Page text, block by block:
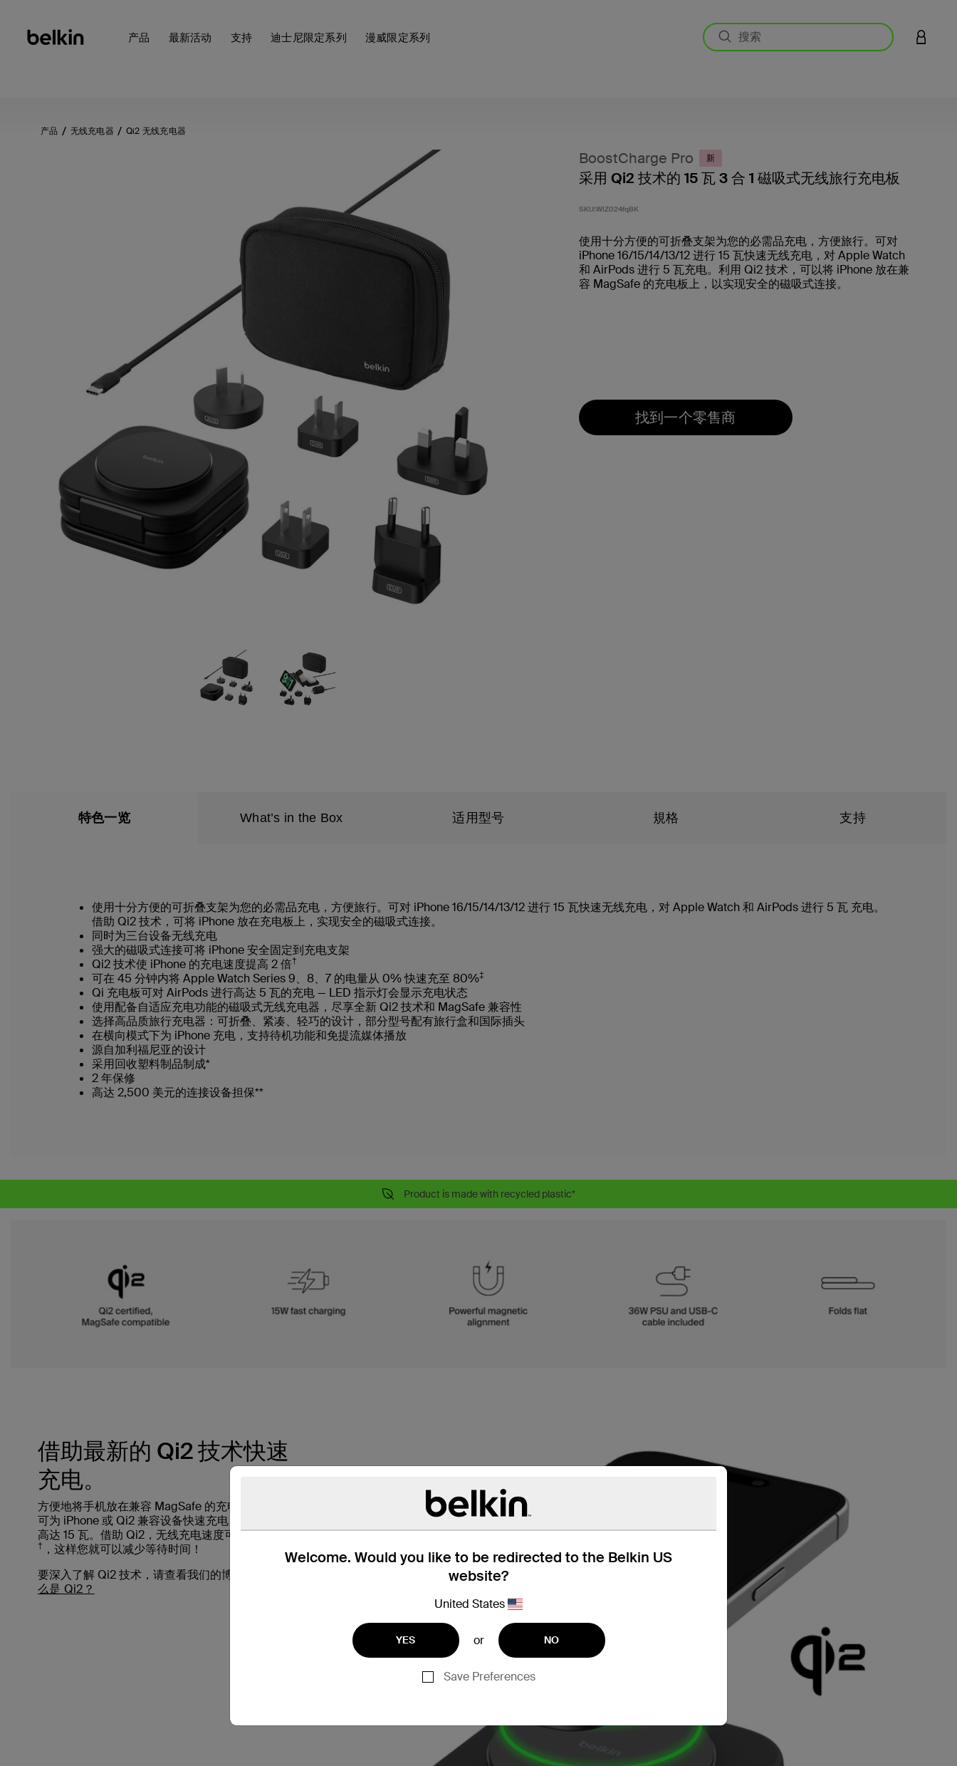
产品 最新活动 支持 迪士尼限定系列 漫威限定系列 登录您
Welcome. Would you like to be redirected to the Belkin US
website?
United States
YES or NO
Save Preferences
产品 无线充电器 Qi2 无线充电器
BoostCharge Pro 新
采用 Qi2 技术的 15 瓦 3 合 1 磁吸式无线旅行充电板
SKU:WIZ024fqBK
使用十分方便的可折叠支架为您的必需品充电，方便旅行。可对
iPhone 16/15/14/13/12 进行 15 瓦快速无线充电，对 Apple Watch
和 AirPods 进行 5 瓦充电。利用 Qi2 技术，可以将 iPhone 放在兼
容 MagSafe 的充电板上，以实现安全的磁吸式连接。
找到一个零售商
特色一览 What’s in the Box 适用型号 規格 支持
使用十分方便的可折叠支架为您的必需品充电，方便旅行。可对 iPhone 16/15/14/13/12 进行 15 瓦快速无线充电，对 Apple Watch 和 AirPods 进行 5 瓦 充电。
借助 Qi2 技术，可将 iPhone 放在充电板上，实现安全的磁吸式连接。
同时为三台设备无线充电
强大的磁吸式连接可将 iPhone 安全固定到充电支架
Qi2 技术使 iPhone 的充电速度提高 2 倍†
可在 45 分钟内将 Apple Watch Series 9、8、7 的电量从 0% 快速充至 80%‡
Qi 充电板可对 AirPods 进行高达 5 瓦的充电 — LED 指示灯会显示充电状态
使用配备自适应充电功能的磁吸式无线充电器，尽享全新 Qi2 技术和 MagSafe 兼容性
选择高品质旅行充电器：可折叠、紧凑、轻巧的设计，部分型号配有旅行盒和国际插头
在横向模式下为 iPhone 充电，支持待机功能和免提流媒体播放
源自加利福尼亚的设计
采用回收塑料制品制成*
2 年保修
高达 2,500 美元的连接设备担保**
Product is made with recycled plastic*
借助最新的 Qi2 技术快速
充电。
方便地将手机放在兼容 MagSafe 的充电器上，即
可为 iPhone 或 Qi2 兼容设备快速充电，充电功率
高达 15 瓦。借助 Qi2，无线充电速度可提高 2 倍
† ，这样您就可以减少等待时间！
要深入了解 Qi2 技术，请查看我们的博客文章：
么是 Qi2？